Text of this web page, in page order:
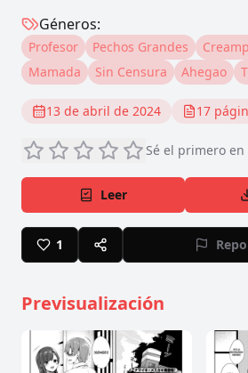
Géneros:
Profesor Pechos Grandes
Mamada
Sin Censura Ahegao
13 de abril de 2024 17
Sé el primero
Leer
1
Previsualización